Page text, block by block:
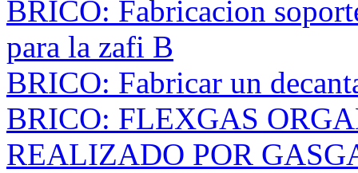
BRICO: Fabricacion
para la zafi B
BRICO: Fabricar un
BRICO: FLEXGAS
REALIZADO POR